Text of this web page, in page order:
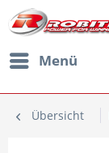
Menü
Übersicht